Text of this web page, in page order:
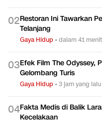
01Rekomendasi Self Care
Pekan Ini
Gaya Hidup•dalam 5 jam
02Restoran Ini Tawarkan
Telanjang
Gaya Hidup •dalam 41 menit
03Efek Film The Odyssey,
Gelombang Turis